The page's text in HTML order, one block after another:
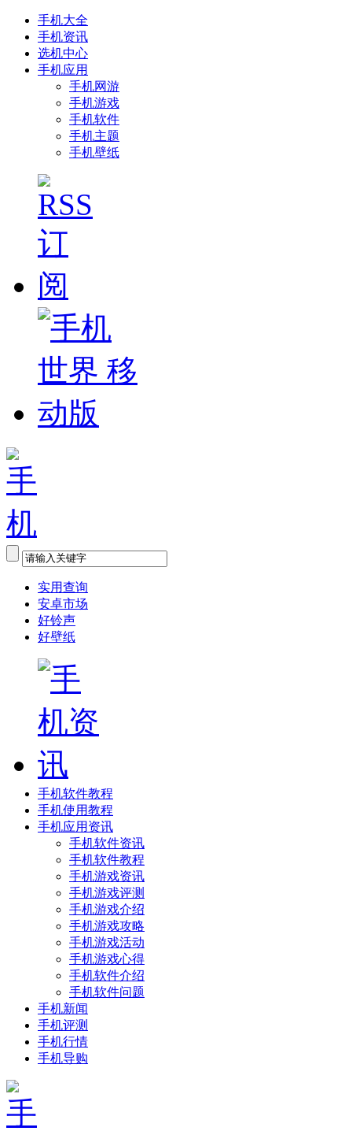
手机大全
手机资讯
选机中心
手机应用
手机网游
手机游戏
手机软件
手机主题
手机壁纸
实用查询
安卓市场
好铃声
好壁纸
手机软件教程
手机使用教程
手机应用资讯
手机软件资讯
手机软件教程
手机游戏资讯
手机游戏评测
手机游戏介绍
手机游戏攻略
手机游戏活动
手机游戏心得
手机软件介绍
手机软件问题
手机新闻
手机评测
手机行情
手机导购